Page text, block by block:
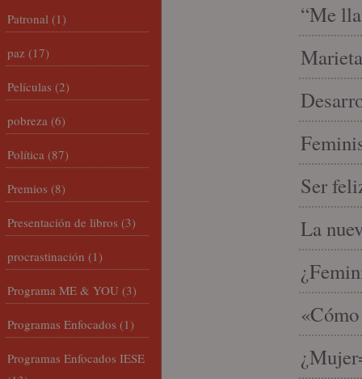
“Me
Ser
La
Patronal (1)
paz (17)
Películas (2)
pobreza (6)
Política (87)
Premios (8)
Presentación de libros (3)
procrastinación (1)
Programa ME & YOU (3)
Programas Enfocados (1)
Programas Enfocados IESE